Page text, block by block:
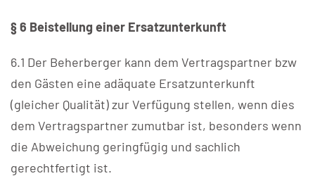
§ 6 Beistellung einer Ersatzunterkunft
6.1 Der Beherberger kann dem Vertragspartner bzw
den Gästen eine adäquate Ersatzunterkunft
(gleicher Qualität) zur Verfügung stellen, wenn dies
dem Vertragspartner zumutbar ist, besonders wenn
die Abweichung geringfügig und sachlich
gerechtfertigt ist.